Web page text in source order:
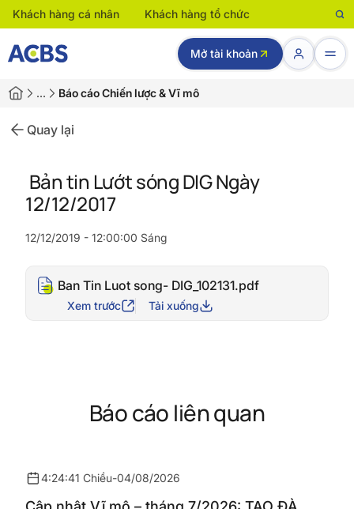
Khách hàng cá nhân Khách hàng tổ chức
Mở tài khoản
… Báo cáo Chiến lược & Vĩ mô
Quay lại
Bản tin Lướt sóng DIG Ngày
12/12/2017
12/12/2019 - 12:00:00 Sáng
Ban Tin Luot song- DIG_102131.pdf
Xem trước Tải xuống
Báo cáo liên quan
4:24:41 Chiều-04/08/2026